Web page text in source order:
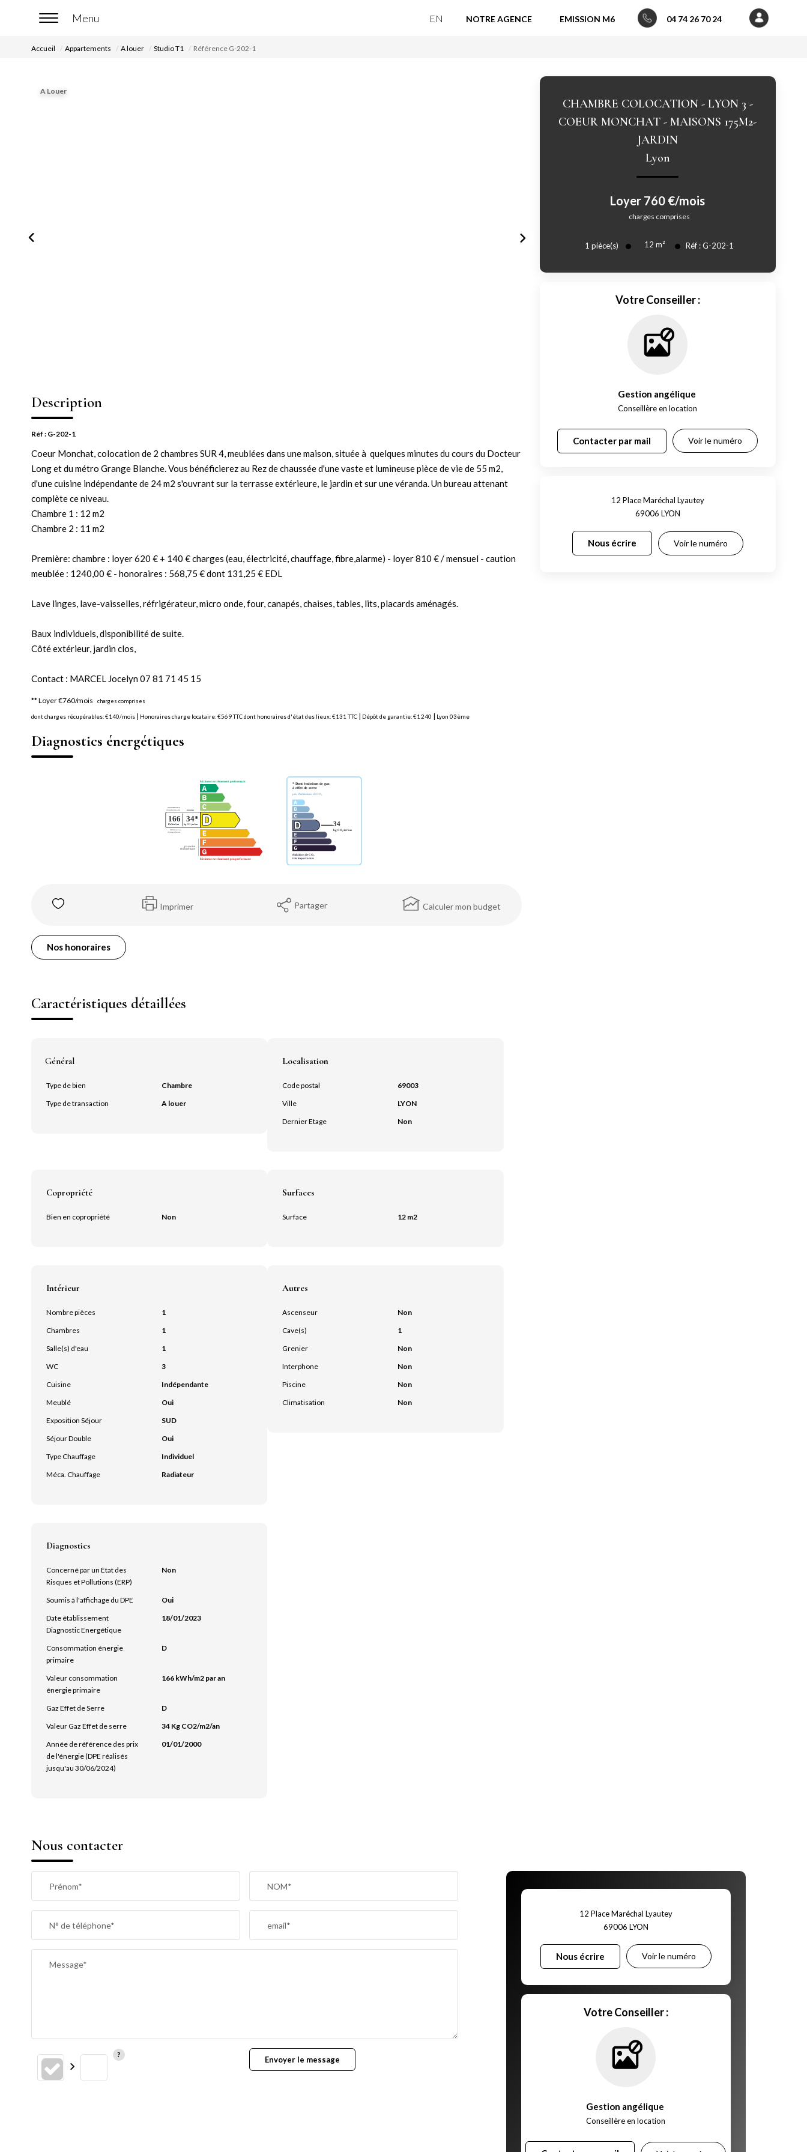
04 74 26 70 24
NOTRE AGENCE EMISSION M6
EN
Accueil Appartements A louer Studio T1 Référence G-202-1
A Louer
Description
Réf : G-202-1
Coeur Monchat, colocation de 2 chambres SUR 4, meublées dans une maison, située à quelques minutes du cours du Docteur
Long et du métro Grange Blanche. Vous bénéficierez au Rez de chaussée d'une vaste et lumineuse pièce de vie de 55 m2,
d'une cuisine indépendante de 24 m2 s'ouvrant sur la terrasse extérieure, le jardin et sur une véranda. Un bureau attenant
complète ce niveau.
Chambre 1 : 12 m2
Chambre 2 : 11 m2
Première: chambre : loyer 620 € + 140 € charges (eau, électricité, chauffage, fibre,alarme) - loyer 810 € / mensuel - caution
meublée : 1240,00 € - honoraires : 568,75 € dont 131,25 € EDL
Lave linges, lave-vaisselles, réfrigérateur, micro onde, four, canapés, chaises, tables, lits, placards aménagés.
Baux individuels, disponibilité de suite.
Côté extérieur, jardin clos,
Contact : MARCEL Jocelyn 07 81 71 45 15
**Loyer €760/mois charges comprises
dont charges récupérables: €140/mois | Honoraires charge locataire: €569 TTCdont honoraires d'état des lieux: €131 TTC | Dépôt de garantie: €1 240 | Lyon 03ème
Diagnostics énergétiques
Imprimer Partager Calculer mon budget
Nos honoraires
Caractéristiques détaillées
Général
Type de bien
Chambre
Type de transaction
A louer
Localisation
Code postal
69003
Ville
LYON
Dernier Etage
Non
Copropriété
Bien en copropriété Non
Surfaces
Surface 12 m2
Intérieur
Nombre pièces
1
Chambres
1
Salle(s) d'eau
1
WC
3
Cuisine
Indépendante
Meublé
Oui
Exposition Séjour
SUD
Séjour Double
Oui
Type Chauffage
Individuel
Méca. Chauffage
Radiateur
Autres
Ascenseur
Non
Cave(s)
1
Grenier
Non
Interphone
Non
Piscine
Non
Climatisation
Non
Diagnostics
Concerné par un Etat des
Risques et Pollutions (ERP)
Non
Soumis à l'affichage du DPE
Oui
Date établissement
Diagnostic Energétique
18/01/2023
Consommation énergie
primaire
D
Valeur consommation
énergie primaire
166 kWh/m2 par an
Gaz Effet de Serre
D
Valeur Gaz Effet de serre
34 Kg CO2/m2/an
Année de référence des prix
de l'énergie (DPE réalisés
jusqu'au 30/06/2024)
01/01/2000
CHAMBRE COLOCATION - LYON 3 -
COEUR MONCHAT - MAISONS 175M2-
JARDIN
Lyon
Loyer 760 €/mois
charges comprises
1pièce(s) 12m² Réf :G-202-1
12 Place Maréchal Lyautey
69006 LYON
Nous écrire Voir le numéro
Votre Conseiller :
Gestion angélique
Conseillère en location
Contacter par mail Voir le numéro
Nous contacter
Prénom* NOM*
N° de téléphone* email*
Message*
Envoyer le message
12 Place Maréchal Lyautey
69006 LYON
Nous écrire Voir le numéro
Votre Conseiller :
Gestion angélique
Conseillère en location